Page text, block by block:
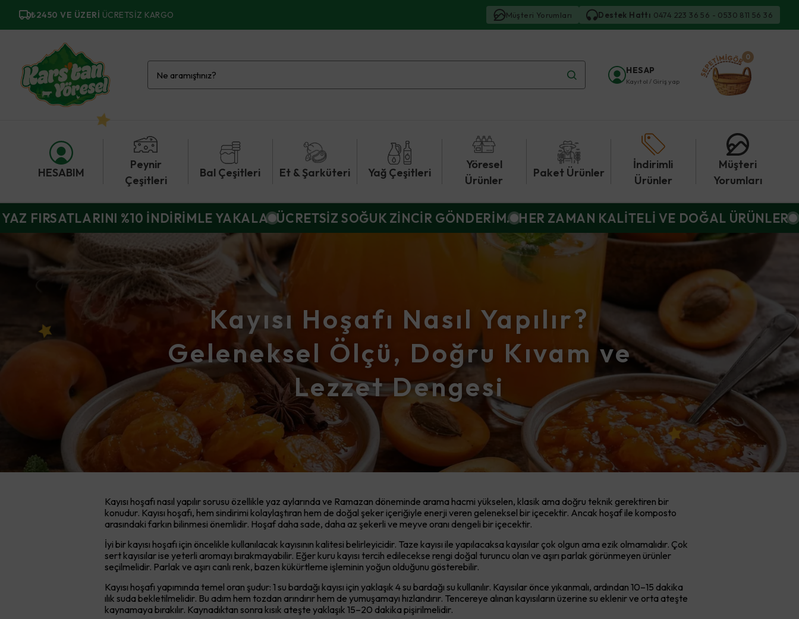
₺2450 VE ÜZERI ÜCRETSIZ KARGO Destek Hattı 0474 223 36 56 - 0530 811 56 36
Müşteri Yorumları
HESAP
Kayıt ol / Giriş yap
0
HESABIM
Peynir
Çeşitleri
Bal Çeşitleri Et & Şarküteri Yağ Çeşitleri
Yöresel
Ürünler
Paket Ürünler
İndirimli
Ürünler
Müşteri
Yorumları
YAZ FIRSATLARINI %10 İNDİRİMLE YAKALA ÜCRETSİZ SOĞUK ZİNCİR GÖNDERİM. HER ZAMAN KALİTELİ VE DOĞAL ÜRÜNLER
Kayısı Hoşafı Nasıl Yapılır?
Geleneksel Ölçü, Doğru Kıvam ve
Lezzet Dengesi
Kayısı hoşafı nasıl yapılır sorusu özellikle yaz aylarında ve Ramazan döneminde arama hacmi yükselen, klasik ama doğru teknik gerektiren bir
konudur. Kayısı hoşafı, hem sindirimi kolaylaştıran hem de doğal şeker içeriğiyle enerji veren geleneksel bir içecektir. Ancak hoşaf ile komposto
arasındaki farkın bilinmesi önemlidir. Hoşaf daha sade, daha az şekerli ve meyve oranı dengeli bir içecektir.
İyi bir kayısı hoşafı için öncelikle kullanılacak kayısının kalitesi belirleyicidir. Taze kayısı ile yapılacaksa kayısılar çok olgun ama ezik olmamalıdır. Çok
sert kayısılar ise yeterli aromayı bırakmayabilir. Eğer kuru kayısı tercih edilecekse rengi doğal turuncu olan ve aşırı parlak görünmeyen ürünler
seçilmelidir. Parlak ve aşırı canlı renk, bazen kükürtleme işleminin yoğun olduğunu gösterebilir.
Kayısı hoşafı yapımında temel oran şudur: 1 su bardağı kayısı için yaklaşık 4 su bardağı su kullanılır. Kayısılar önce yıkanmalı, ardından 10–15 dakika
ılık suda bekletilmelidir. Bu adım hem tozdan arındırır hem de yumuşamayı hızlandırır. Tencereye alınan kayısıların üzerine su eklenir ve orta ateşte
kaynamaya bırakılır. Kaynadıktan sonra kısık ateşte yaklaşık 15–20 dakika pişirilmelidir.